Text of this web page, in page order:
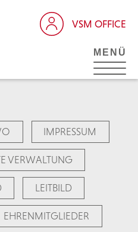
VSM OFFICE
MENÜ
IMPRESSUM
VERWALTUNG
LEITBILD
EHRENMITGLIEDER